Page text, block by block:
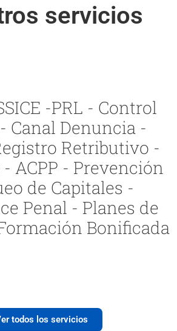
servicios
-PRL - Control
Canal Denuncia -
Retributivo -
ACPP - Prevención
de Capitales -
Penal - Planes de
Bonificada
todos los servicios